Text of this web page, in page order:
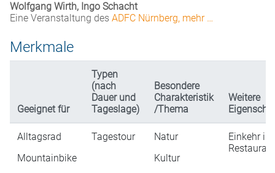
Wolfgang Wirth, Ingo Schacht
Eine Veranstaltung des ADFC Nürnberg, mehr …
Merkmale
Geeignet für
Typen
(nach
Dauer und
Tageslage)
Besondere
Charakteristik
/Thema
Weitere
Alltagsrad
Mountainbike
Tagestour
Natur
Kultur
Einkehr in